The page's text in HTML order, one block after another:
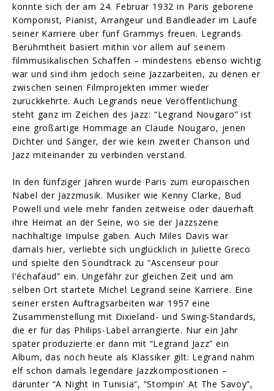
konnte sich der am 24. Februar 1932 in Paris geborene
Komponist, Pianist, Arrangeur und Bandleader im Laufe
seiner Karriere über fünf Grammys freuen. Legrands
Berühmtheit basiert mithin vor allem auf seinem
filmmusikalischen Schaffen – mindestens ebenso wichtig
war und sind ihm jedoch seine Jazzarbeiten, zu denen er
zwischen seinen Filmprojekten immer wieder
zurückkehrte. Auch Legrands neue Veröffentlichung
steht ganz im Zeichen des Jazz: “Legrand Nougaro” ist
eine großartige Hommage an Claude Nougaro, jenen
Dichter und Sänger, der wie kein zweiter Chanson und
Jazz miteinander zu verbinden verstand.
In den fünfziger Jahren wurde Paris zum europäischen
Nabel der Jazzmusik. Musiker wie Kenny Clarke, Bud
Powell und viele mehr fanden zeitweise oder dauerhaft
ihre Heimat an der Seine, wo sie der Jazzszene
nachhaltige Impulse gaben. Auch Miles Davis war
damals hier, verliebte sich unglücklich in Juliette Greco
und spielte den Soundtrack zu “Ascenseur pour
l'échafaud” ein. Ungefähr zur gleichen Zeit und am
selben Ort startete Michel Legrand seine Karriere. Eine
seiner ersten Auftragsarbeiten war 1957 eine
Zusammenstellung mit Dixieland- und Swing-Standards,
die er für das Philips-Label arrangierte. Nur ein Jahr
später produzierte er dann mit “Legrand Jazz” ein
Album, das noch heute als Klassiker gilt: Legrand nahm
elf schon damals legendäre Jazzkompositionen –
darunter “A Night In Tunisia”, “Stompin' At The Savoy”,